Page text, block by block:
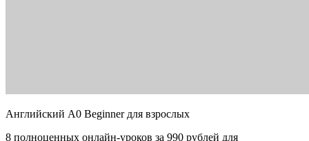
Английский A0 Beginner для взрослых
8 полноценных онлайн-уроков за 990 рублей для